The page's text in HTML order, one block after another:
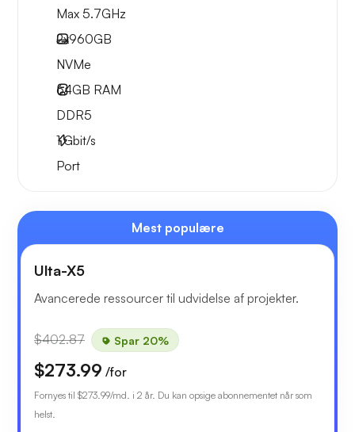
Max 5.7GHz
2x960GB
NVMe
64GB RAM
DDR5
1Gbit/s
Port
Mest populære
Ulta-X5
Avancerede ressourcer til udvidelse af projekter.
$402.87 Spar 20%
$273.99 /for
Fornyes til $273.99/md. i 2 år. Du kan opsige abonnementet når som
helst.